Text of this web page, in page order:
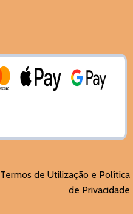
Termos de Utilização e Política
de Privacidade